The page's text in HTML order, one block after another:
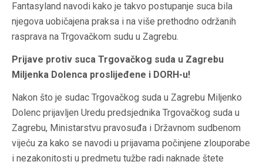
Fantasyland navodi kako je takvo postupanje suca bila
njegova uobičajena praksa i na više prethodno održanih
rasprava na Trgovačkom sudu u Zagrebu.
Prijave protiv suca Trgovačkog suda u Zagrebu
Miljenka Dolenca proslijeđene i DORH-u!
Nakon što je sudac Trgovačkog suda u Zagrebu Miljenko
Dolenc prijavljen Uredu predsjednika Trgovačkog suda u
Zagrebu, Ministarstvu pravosuđa i Državnom sudbenom
vijeću za kako se navodi u prijavama počinjene zlouporabe
i nezakonitosti u predmetu tužbe radi naknade štete